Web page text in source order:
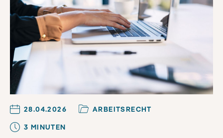
28.04.2026
ARBEITSRECHT
3 MINUTEN